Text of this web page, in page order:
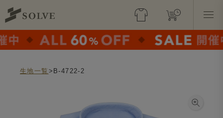
生地一覧 >B-4722-2